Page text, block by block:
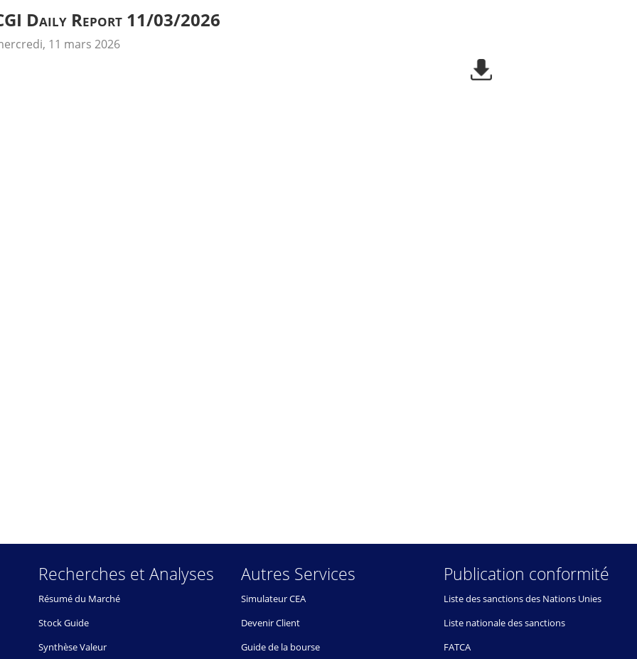
Daily Report 11/03/2026
11 mars 2026
Recherches et Analyses
Résumé du Marché
Stock Guide
Synthèse Valeur
Autres Services
Simulateur CEA
Devenir Client
Guide de la bourse
Publication conformité
Liste des sanctions des Nations Unies
Liste nationale des sanctions
FATCA